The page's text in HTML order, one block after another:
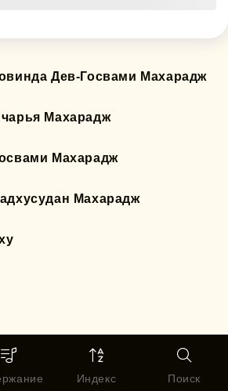
Дев-Госвами Махарадж
Махарадж
Махарадж
Махарадж
Индекс Поиск